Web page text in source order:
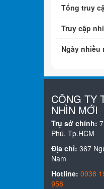
Tổng truy
Truy cập
Ngày nhiều
CÔNG TY
NHÌN MỚI
Trụ sở chính:
Phú, Tp.HCM
Địa chỉ: 367
Nam
Hotline: 0938
958